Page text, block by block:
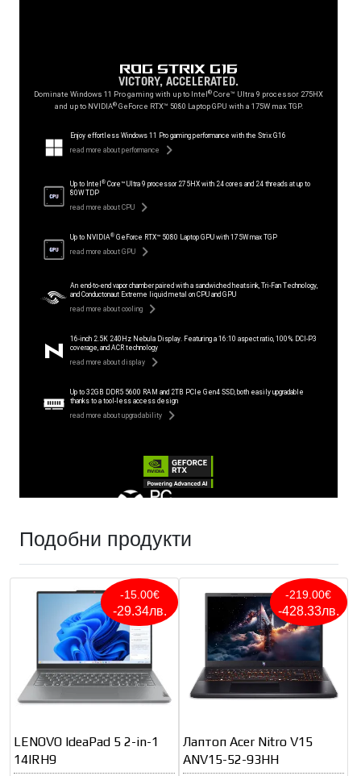
Подобни продукти
-15.00€
-29.34лв.
LENOVO IdeaPad 5 2-in-1
14IRH9
-219.00€
-428.33лв.
Лаптоп Acer Nitro V15
ANV15-52-93HH